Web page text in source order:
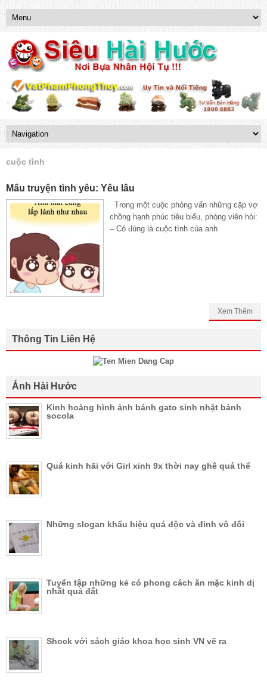
cuộc tình
Mấu truyện tình yêu: Yêu lâu
Trong một cuộc phỏng vấn những cặp vợ
chồng hạnh phúc tiêu biểu, phóng viên hỏi:
– Có đúng là cuộc tình của anh
Xem Thêm
Thông Tin Liên Hệ
Ảnh Hài Hước
Kinh hoàng hình ảnh bánh gato sinh nhật bánh
socola
Quá kinh hãi với Girl xinh 9x thời nay ghê quá thể
Những slogan khẩu hiệu quá độc và đỉnh vô đối
Tuyển tập những kẻ có phong cách ăn mặc kinh dị
nhất quả đất
Shock với sách giáo khoa học sinh VN vẽ ra